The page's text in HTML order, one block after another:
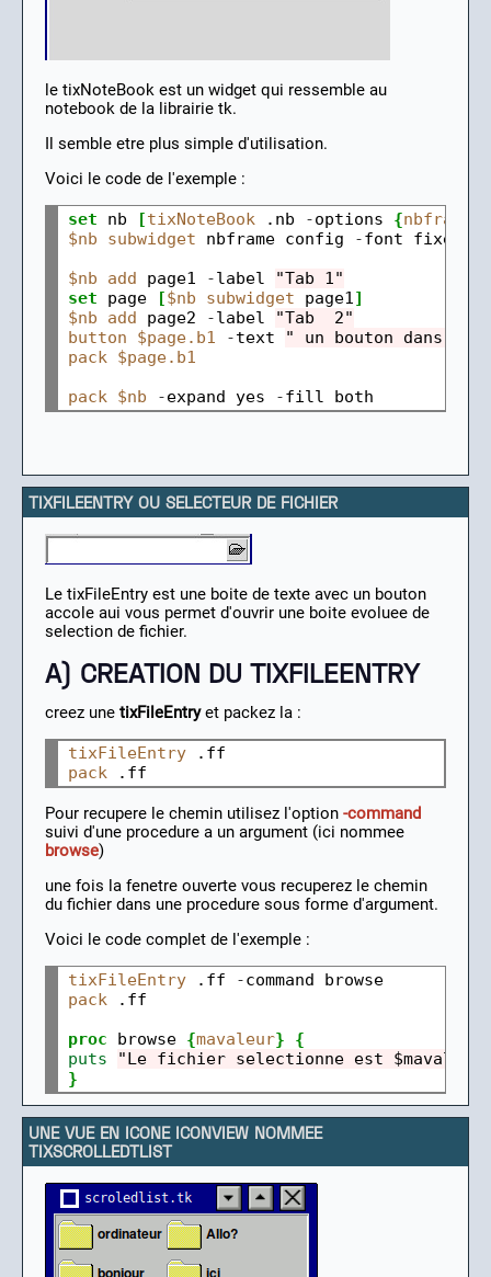
le tixNoteBook est un widget qui ressemble au
notebook de la librairie tk.
Il semble etre plus simple d'utilisation.
Voici le code de l'exemple :
set nb [tixNoteBook .nb -options {
$nb
subwidget nbframe config -font fixed
$nb
add page1 -label
"Tab 1"
set page [$nb subwidget page1]
$nb
add page2 -label
"Tab  2"
button
$page.b1 -text
" un bouton dans le
pack $page.b1
pack $nb -expand yes -
TIXFILEENTRY OU SELECTEUR DE FICHIER
Le tixFileEntry est une boite de texte avec un bouton
accole aui vous permet d'ouvrir une boite evoluee de
selection de fichier.
A) CREATION DU TIXFILEENTRY
creez une tixFileEntryet packez la :
tixFileEntry
pack
Pour recupere le chemin utilisez l'option -command
suivi d'une procedure a un argument (ici nommee
browse)
une fois la fenetre ouverte vous recuperez le chemin
du fichier dans une procedure sous forme d'argument.
Voici le code complet de l'exemple :
tixFileEntry .ff -
pack .ff
proc browse {mavaleur}
{
puts
"Le fichier selectionne est $mavaleur"
}
UNE VUE EN ICONE ICONVIEW NOMMEE
TIXSCROLLEDTLIST